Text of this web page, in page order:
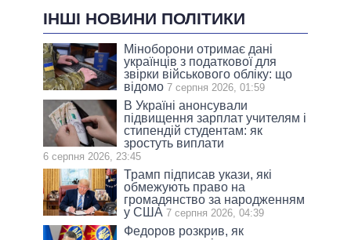
ІНШІ НОВИНИ ПОЛІТИКИ
Міноборони отримає дані
українців з податкової для
звірки військового обліку: що
відомо 7 серпня 2026, 01:59
В Україні анонсували
підвищення зарплат учителям і
стипендій студентам: як
зростуть виплати
6 серпня 2026, 23:45
Трамп підписав укази, які
обмежують право на
громадянство за народженням
у США 7 серпня 2026, 04:39
Федоров розкрив, як